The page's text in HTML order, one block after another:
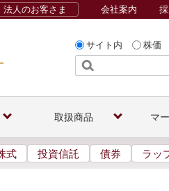
サイト内 株価
法人のお客さま 会社案内
取扱商品 マ
式 投資信託 債券 ラッ